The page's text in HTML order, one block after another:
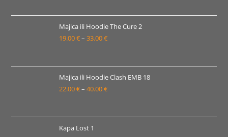
Majica ili Hoodie The Cure 2
19.00€– 33.00€Raspon
od
19.00 €
do
Majica ili Hoodie Clash EMB 18
22.00€– 40.00€Raspon
od
Kapa Lost 1